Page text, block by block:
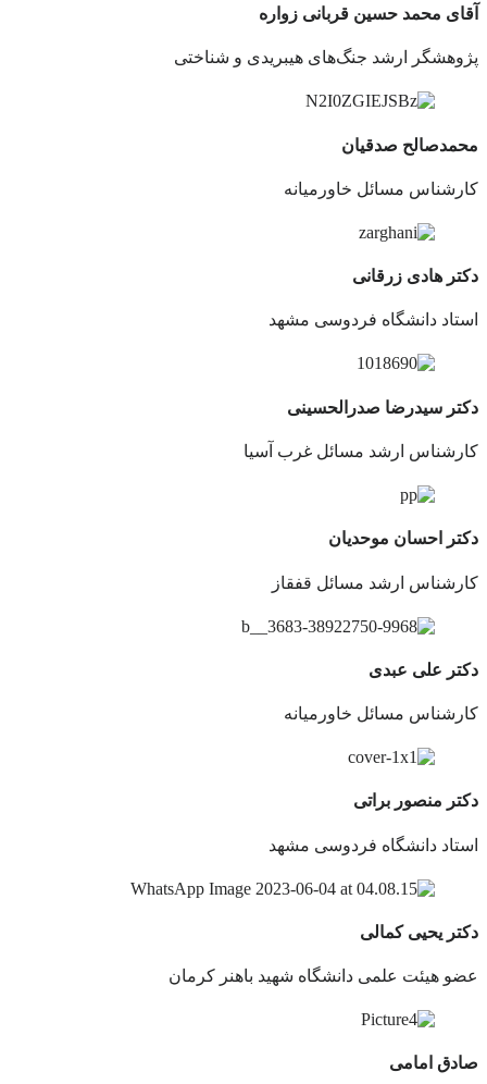
آقای محمد حسین قربانی زواره
پژوهشگر ارشد جنگ‌های هیبریدی و شناختی
محمدصالح صدقیان
کارشناس مسائل خاورمیانه
دکتر هادی زرقانی
استاد دانشگاه فردوسی مشهد
دکتر سیدرضا صدرالحسینی
کارشناس ارشد مسائل غرب آسیا
دکتر احسان موحدیان
کارشناس ارشد مسائل قفقاز
دکتر علی عبدی
کارشناس مسائل خاورمیانه
دکتر منصور براتی
استاد دانشگاه فردوسی مشهد
دکتر یحیی کمالی
عضو هیئت علمی دانشگاه شهید باهنر کرمان
صادق امامی